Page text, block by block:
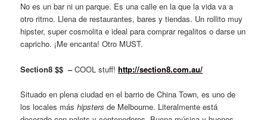
No es un bar ni un parque. Es una calle en la que la vida va a
otro ritmo. Llena de restaurantes, bares y tiendas. Un rollito muy
hipster, super cosmolita e ideal para comprar regalitos o darse un
capricho. ¡Me encanta! Otro MUST.
Section8 $$ –COOL stuff!http://section8.com.au/
Situado en plena ciudad en el barrio de China Town, es uno de
los locales máshipsters de Melbourne. Literalmente está